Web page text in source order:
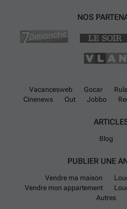
NOS
Vacancesweb Gocar Rula
Cinenews
Out Jobbo
Blog
PUBLIER UNE
Vendre ma maison
Vendre mon appartement
Autres